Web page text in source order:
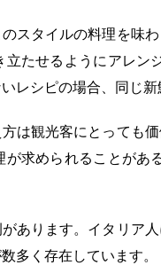
スタイルの料理を味
たせるようにアレ
レシピの場合、同じ
は観光客にとっても
求められることが
あります。イタリア
多く存在しています。